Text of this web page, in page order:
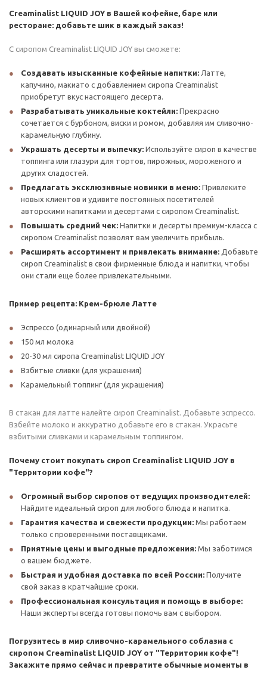
Creaminalist LIQUID JOY в Вашей кофейне, баре или
ресторане: добавьте шик в каждый заказ!
С сиропом Creaminalist LIQUID JOY вы сможете:
Создавать изысканные кофейные напитки: Латте,
капучино, макиато с добавлением сиропа Creaminalist
приобретут вкус настоящего десерта.
Разрабатывать уникальные коктейли: Прекрасно
сочетается с бурбоном, виски и ромом, добавляя им сливочно-
карамельную глубину.
Украшать десерты и выпечку: Используйте сироп в качестве
топпинга или глазури для тортов, пирожных, мороженого и
других сладостей.
Предлагать эксклюзивные новинки в меню: Привлеките
новых клиентов и удивите постоянных посетителей
авторскими напитками и десертами с сиропом Creaminalist.
Повышать средний чек: Напитки и десерты премиум-класса с
сиропом Creaminalist позволят вам увеличить прибыль.
Расширять ассортимент и привлекать внимание: Добавьте
сироп Creaminalist в свои фирменные блюда и напитки, чтобы
они стали еще более привлекательными.
Пример рецепта: Крем-брюле Латте
Эспрессо (одинарный или двойной)
150 мл молока
20-30 мл сиропа Creaminalist LIQUID JOY
Взбитые сливки (для украшения)
Карамельный топпинг (для украшения)
В стакан для латте налейте сироп Creaminalist. Добавьте эспрессо.
Взбейте молоко и аккуратно добавьте его в стакан. Украсьте
взбитыми сливками и карамельным топпингом.
Почему стоит покупать сироп Creaminalist LIQUID JOY в
"Территории кофе"?
Огромный выбор сиропов от ведущих производителей:
Найдите идеальный сироп для любого блюда и напитка.
Гарантия качества и свежести продукции: Мы работаем
только с проверенными поставщиками.
Приятные цены и выгодные предложения: Мы заботимся
о вашем бюджете.
Быстрая и удобная доставка по всей России: Получите
свой заказ в кратчайшие сроки.
Профессиональная консультация и помощь в выборе:
Наши эксперты всегда готовы помочь вам с выбором.
Погрузитесь в мир сливочно-карамельного соблазна с
сиропом Creaminalist LIQUID JOY от "Территории кофе"!
Закажите прямо сейчас и превратите обычные моменты в